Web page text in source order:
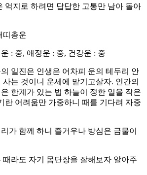
억지로 하려면 답답한 고통만 남아 돌아
총운
: 중, 애정운 : 중, 건강운 : 중
일진은 인생은 어차피 운의 테두리 안
사는 것이니 운세에 맡기고살자. 인간의
한계가 있는 법 하늘이 정한 일을 작은
란 어려움만 가중하니 때를 기다려 자중
가 함께 하니 즐거우나 방심은 금물이
때라도 자기 몸단장을 잘해보자 알아주